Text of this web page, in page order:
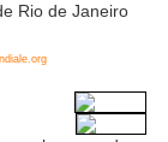
Rio de Janeiro